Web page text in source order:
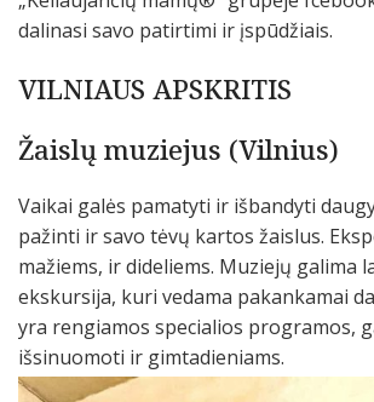
dalinasi savo patirtimi ir įspūdžiais.
VILNIAUS APSKRITIS
Žaislų muziejus (Vilnius)
Vaikai galės pamatyti ir išbandyti
pažinti ir savo tėvų kartos žaislus.
mažiems, ir dideliems. Muziejų galima
ekskursija, kuri vedama pakankamai
yra rengiamos specialios programos,
išsinuomoti ir gimtadieniams.